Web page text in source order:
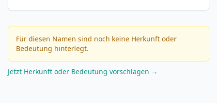
Für diesen Namen sind noch keine Herkunft oder
Bedeutung hinterlegt.
Jetzt Herkunft oder Bedeutung vorschlagen →